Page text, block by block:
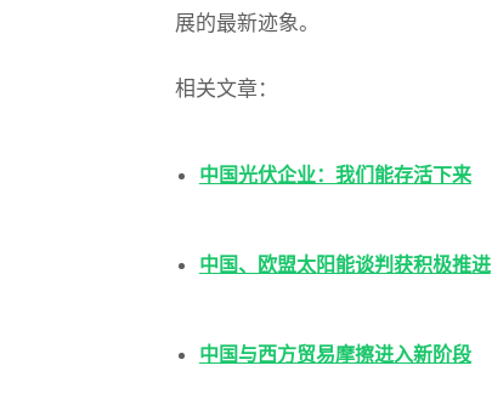
展的最新迹象。
相关文章：
中国光伏企业：我们能存活下来
中国、欧盟太阳能谈判获积极推进
中国与西方贸易摩擦进入新阶段